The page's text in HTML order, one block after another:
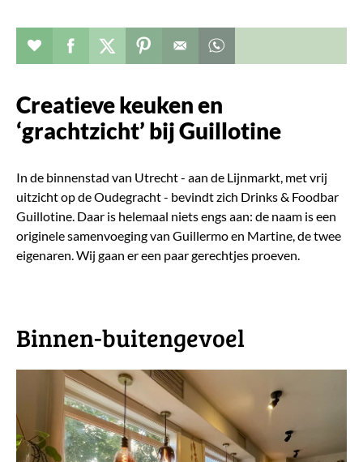
Verhaal toevoegen aan favorieten
Deel dit op facebook
Deel dit op twitter
Deel dit op pinterest
Creatieve keuken en
‘grachtzicht’ bij Guillotine
In de binnenstad van Utrecht - aan de Lijnmarkt, met vrij
uitzicht op de Oudegracht - bevindt zich Drinks & Foodbar
Guillotine. Daar is helemaal niets engs aan: de naam is een
originele samenvoeging van Guillermo en Martine, de twee
eigenaren. Wij gaan er een paar gerechtjes proeven.
Binnen-buitengevoel